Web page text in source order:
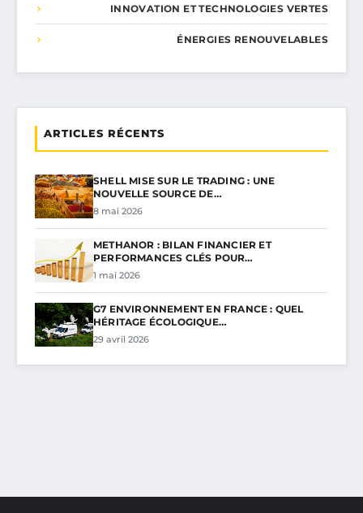
INNOVATION ET TECHNOLOGIES VERTES
ÉNERGIES RENOUVELABLES
ARTICLES RÉCENTS
SHELL MISE SUR LE TRADING : UNE
NOUVELLE SOURCE DE…
8 mai 2026
METHANOR : BILAN FINANCIER ET
PERFORMANCES CLÉS POUR…
1 mai 2026
G7 ENVIRONNEMENT EN FRANCE : QUEL
HÉRITAGE ÉCOLOGIQUE…
29 avril 2026